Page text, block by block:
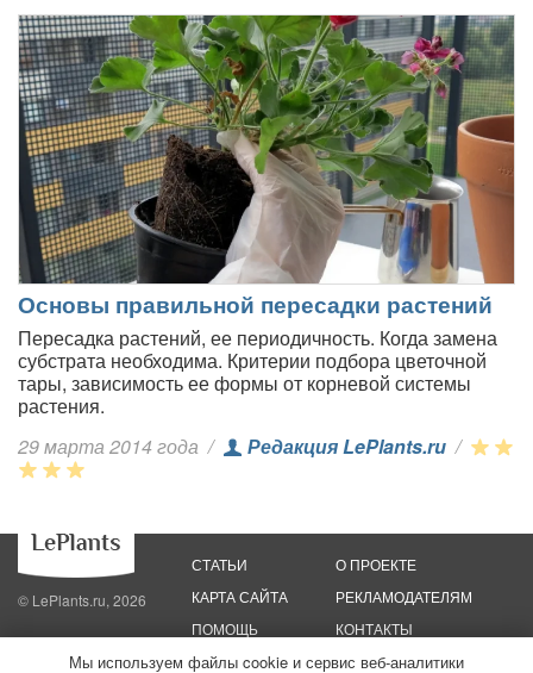
Основы правильной пересадки растений
Пересадка растений, ее периодичность. Когда замена
субстрата необходима. Критерии подбора цветочной
тары, зависимость ее формы от корневой системы
растения.
29 марта 2014 года / Редакция LePlants.ru /
© LePlants.ru, 2026
СТАТЬИ
КАРТА САЙТА
ПОМОЩЬ
О ПРОЕКТЕ
РЕКЛАМОДАТЕЛЯМ
КОНТАКТЫ
Мы используем файлы cookie и сервис веб-аналитики